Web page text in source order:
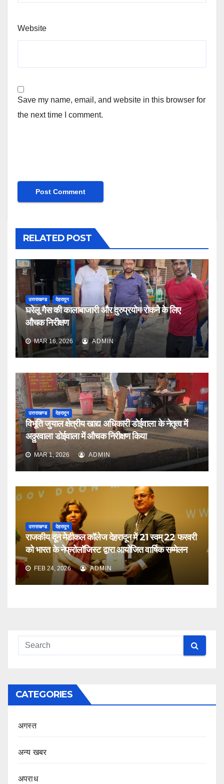
Website
Save my name, email, and website in this browser for
the next time I comment.
RELATED POST
उत्तराखण्ड देहरादून
घरेलू गैस की कालाबाजारी और दुरुप्रयोग रोकने के लिए
औचक निरीक्षण
MAR 16, 2026 ADMIN
उत्तराखण्ड देहरादून
विभूति जुयाल क्षेत्रीय खाद्य अधिकारी डोईवाला के नेतृत्व में
अठ्ठुरवाला डोईवाला में औचक निरीक्षण किया
MAR 1, 2026 ADMIN
उत्तराखण्ड देहरादून
राजकीय दून मेडीकल कॉलेज देहरादून में 21 स्वम् 22 फरवरी
को भारत के नेफ्रोलॉजिस्ट द्वारा आयोजित वार्षिक सम्मेलन
FEB 24, 2026 ADMIN
CATEGORIES
अगस्त
अन्य खबर
अपराध